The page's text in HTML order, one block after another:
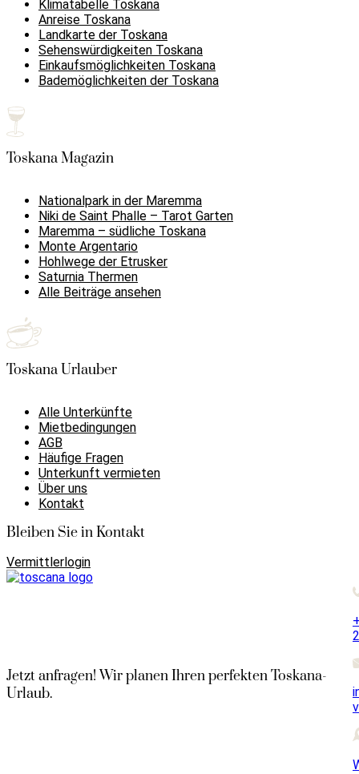
Klimatabelle Toskana
Anreise Toskana
Landkarte der Toskana
Sehenswürdigkeiten Toskana
Einkaufsmöglichkeiten Toskana
Bademöglichkeiten der Toskana
Toskana Magazin
Nationalpark in der Maremma
Niki de Saint Phalle – Tarot Garten
Maremma – südliche Toskana
Monte Argentario
Hohlwege der Etrusker
Saturnia Thermen
Alle Beiträge ansehen
Toskana Urlauber
Alle Unterkünfte
Mietbedingungen
AGB
Häufige Fragen
Unterkunft vermieten
Über uns
Kontakt
Bleiben Sie in Kontakt
Vermittlerlogin
Jetzt anfragen! Wir planen Ihren perfekten Toskana-
Urlaub.